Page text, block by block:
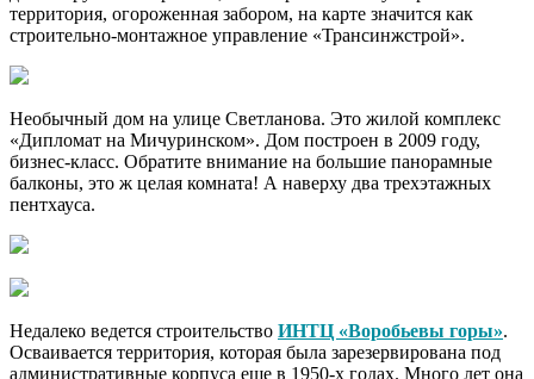
территория, огороженная забором, на карте значится как
строительно-монтажное управление «Трансинжстрой».
Необычный дом на улице Светланова. Это жилой комплекс
«Дипломат на Мичуринском». Дом построен в 2009 году,
бизнес-класс. Обратите внимание на большие панорамные
балконы, это ж целая комната! А наверху два трехэтажных
пентхауса.
Недалеко ведется строительство ИНТЦ «Воробьевы горы».
Осваивается территория, которая была зарезервирована под
административные корпуса еще в 1950-х годах. Много лет она